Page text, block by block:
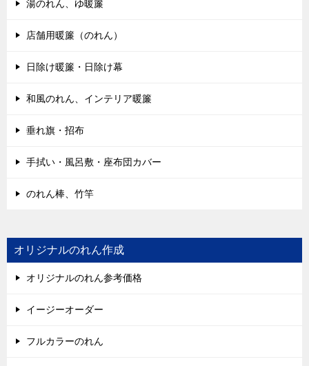
湯のれん、ゆ暖簾
店舗用暖簾（のれん）
日除け暖簾・日除け幕
和風のれん、インテリア暖簾
垂れ旗・招布
手拭い・風呂敷・座布団カバー
のれん棒、竹竿
オリジナルのれん作成
オリジナルのれん参考価格
イージーオーダー
フルカラーのれん